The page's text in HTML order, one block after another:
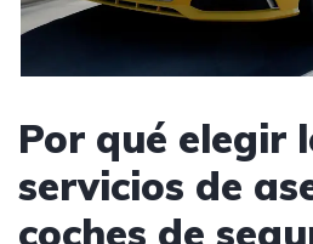
Por qué elegir
servicios de
coches de